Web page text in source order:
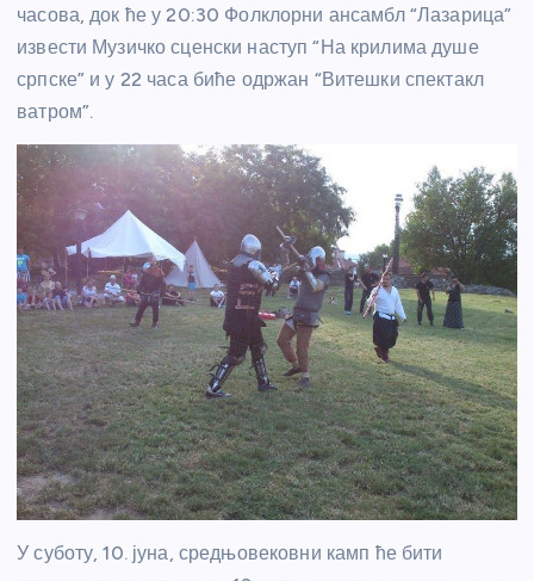
часова, док ће у 20:30 Фолклорни ансамбл “Лазарица”
извести Музичко сценски наступ “На крилима душе
српске” и у 22 часа биће одржан “Витешки спектакл
ватром”.
У суботу, 10. јуна, средњовековни камп ће бити